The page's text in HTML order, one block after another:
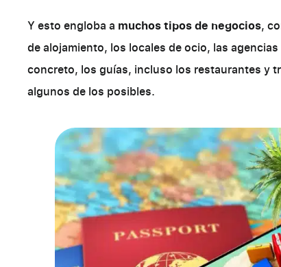
Y esto engloba a muchos tipos de negocios,
de alojamiento, los locales de ocio, las
concreto, los guías, incluso los restaurantes y
algunos de los posibles.